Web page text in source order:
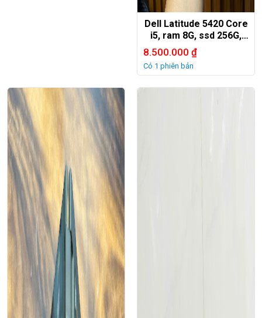
Dell Latitude 5420 Core
i5, ram 8G, ssd 256G,
14in FHD
8.500.000 ₫
Có 1 phiên bản